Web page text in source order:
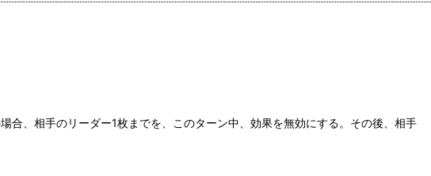
合、相手のリーダー1枚までを、このターン中、効果を無効にする。その後、相手